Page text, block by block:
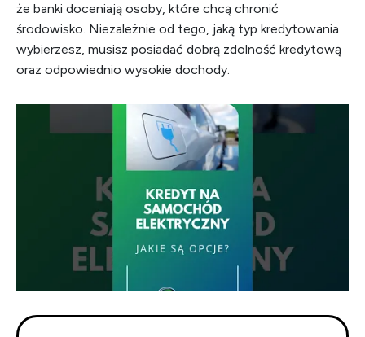
że banki doceniają osoby, które chcą chronić
środowisko. Niezależnie od tego, jaką typ kredytowania
wybierzesz, musisz posiadać dobrą zdolność kredytową
oraz odpowiednio wysokie dochody.